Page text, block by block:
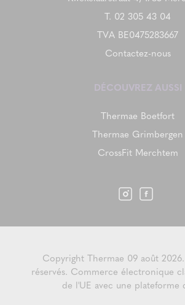
T. 02 305 43 04
TVA BE0475283667
Contactez-nous
DÉCOUVREZ AUSSI
Thermae Boetfort
Thermae Grimbergen
CrossFit Merchtem
Copyright Thermae 09 août
réservés. Commerce électronique
de l'UE avec une plateforme